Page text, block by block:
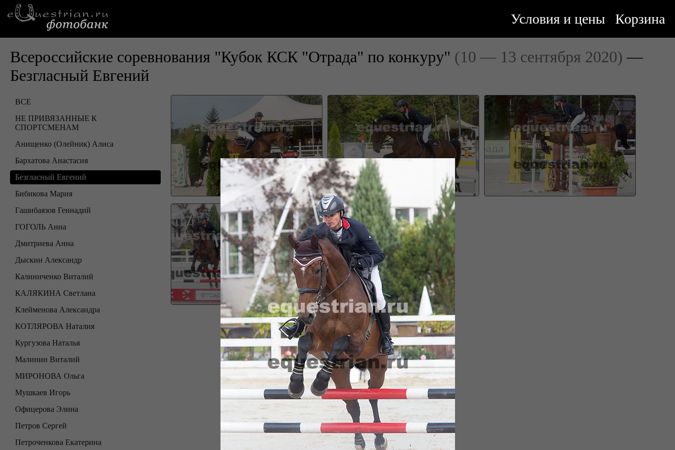
Корзина
Условия и цены
Всероссийские соревнования "Кубок КСК "Отрада" по конкуру" (10 — 13 сентября 2020) —
Безгласный Евгений
ВСЕ
НЕ ПРИВЯЗАННЫЕ К
СПОРТСМЕНАМ
Анищенко (Олейник) Алиса
Бархатова Анастасия
Безгласный Евгений
Бибикова Мария
Гашибаязов Геннадий
ГОГОЛЬ Анна
Дмитриева Анна
Дыскин Александр
Калиниченко Виталий
КАЛЯКИНА Светлана
Клейменова Александра
КОТЛЯРОВА Наталия
Кургузова Наталья
Малинин Виталий
МИРОНОВА Ольга
Мушкаев Игорь
Офицерова Элина
Петров Сергей
Петроченкова Екатерина